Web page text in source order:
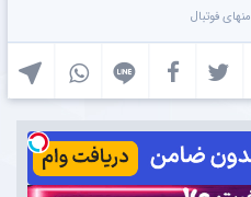
منهای فوتبال